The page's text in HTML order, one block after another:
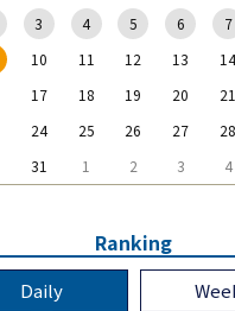
3 4 5 6 7
10 11 12 13
17 18 19 20 21
24 25 26 27 28
31 1 2 3 4
Ranking
Daily